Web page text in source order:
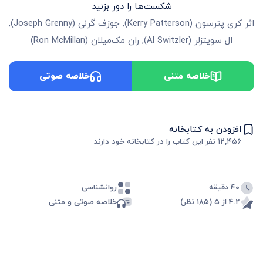
شکست‌ها را دور بزنید
اثر کری پترسون (
Kerry Patterson
)
, جوزف گرنی (
Joseph Grenny
)
,
ال سویتزلر (
Al Switzler
)
, ران مک‌میلان (
Ron McMillan
)
خلاصه متنی خلاصه صوتی
افزودن به کتابخانه
۱۲,۴۵۶ نفر این کتاب را در کتابخانه خود دارند
۴۰ دقیقه
روانشناسی
۴.۲ از ۵ (۱۸۵ نظر)
خلاصه صوتی و متنی